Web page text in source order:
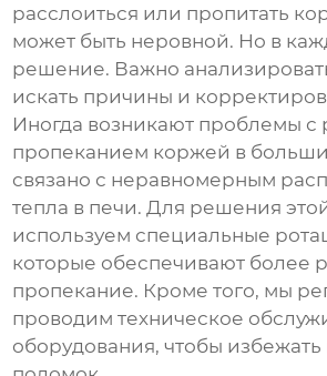
расслоиться или пропитать
может быть неровной. Но в
решение. Важно
искать причины и
Иногда возникают проблемы
пропеканием коржей в
связано с неравномерным
тепла в печи. Для решения
используем специальные
которые обеспечивают более
пропекание. Кроме того, мы
проводим техническое
оборудования, чтобы